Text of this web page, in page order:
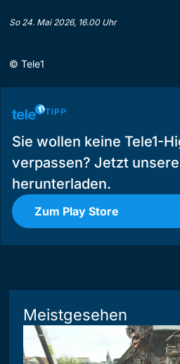
So 24. Mai 2026, 16.00 Uhr
© Tele1
TIPP
Sie wollen keine Tele1-
verpassen? Jetzt
herunterladen.
Zum Play Store
Meistgesehen